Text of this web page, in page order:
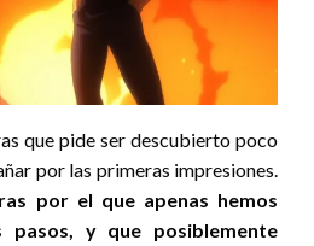
que pide ser descubierto poco
por las primeras impresiones.
por el que apenas hemos
pasos, y que posiblemente